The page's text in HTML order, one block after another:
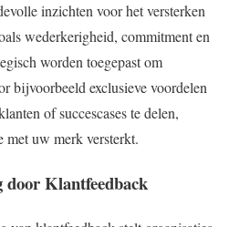
inzichten voor het versterken
wederkerigheid, commitment en
worden toegepast om
bijvoorbeeld exclusieve voordelen
of succescases te delen,
met uw merk versterkt.
Klantfeedback